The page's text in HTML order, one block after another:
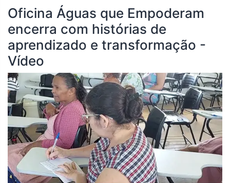
Oficina Águas que Empoderam
encerra com histórias de
aprendizado e transformação -
Vídeo